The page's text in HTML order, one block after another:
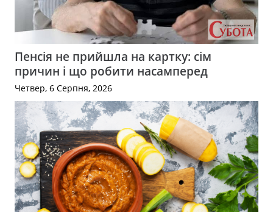
Пенсія не прийшла на картку: сім
причин і що робити насамперед
Четвер, 6 Серпня, 2026